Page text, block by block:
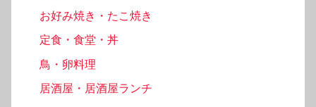
お好み焼き・たこ焼き
定食・食堂・丼
鳥・卵料理
居酒屋・居酒屋ランチ